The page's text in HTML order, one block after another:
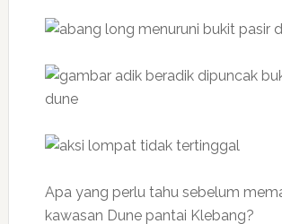
Apa yang perlu tahu sebelum
kawasan Dune pantai Klebang?